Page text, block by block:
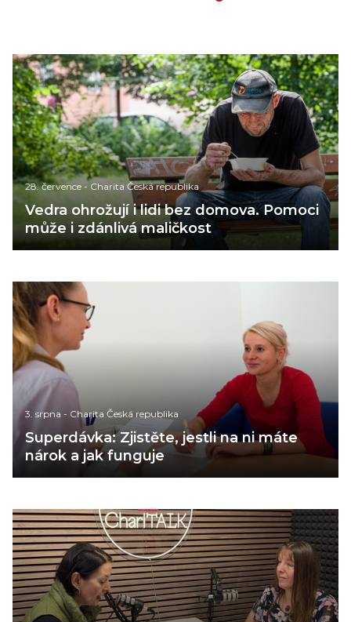
28. července- Charita Česká republika
Vedra ohrožují i lidi bez domova. Pomoci
může i zdánlivá maličkost
3. srpna - Charita Česká republika
Superdávka: Zjistěte, jestli na ni máte
nárok a jak funguje